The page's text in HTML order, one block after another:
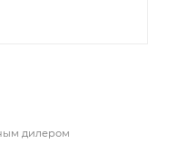
дилером